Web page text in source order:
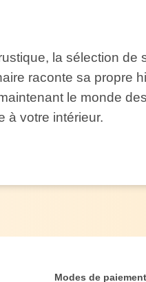
la sélection
raconte sa propre
le monde
à votre intérieur.
Modes de paiement